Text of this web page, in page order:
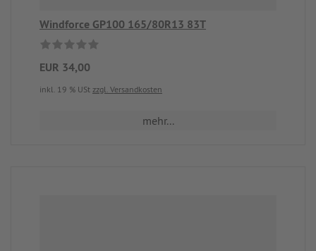
Windforce GP100 165/80R13 83T
EUR 34,00
inkl. 19 % USt zzgl. Versandkosten
mehr...